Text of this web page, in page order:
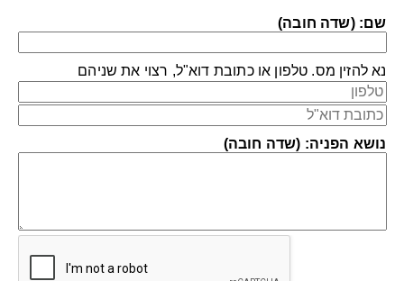
שם: (שדה חובה)
נא להזין מס. טלפון או כתובת דוא"ל, רצוי את שניהם
נושא הפניה: (שדה חובה)